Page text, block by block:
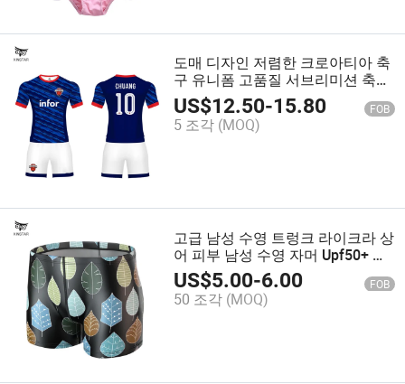
도매 디자인 저렴한 크로아티아 축
구 유니폼 고품질 서브리미션 축구
유니폼
US$12.50-15.80 FOB
5 조각 (MOQ)
고급 남성 수영 트렁크 라이크라 상
어 피부 남성 수영 자머 Upf50+ 수
영 반바지
US$5.00-6.00 FOB
50 조각 (MOQ)